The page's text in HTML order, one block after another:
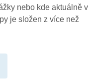
nebo kde aktuálně v
je složen z více než